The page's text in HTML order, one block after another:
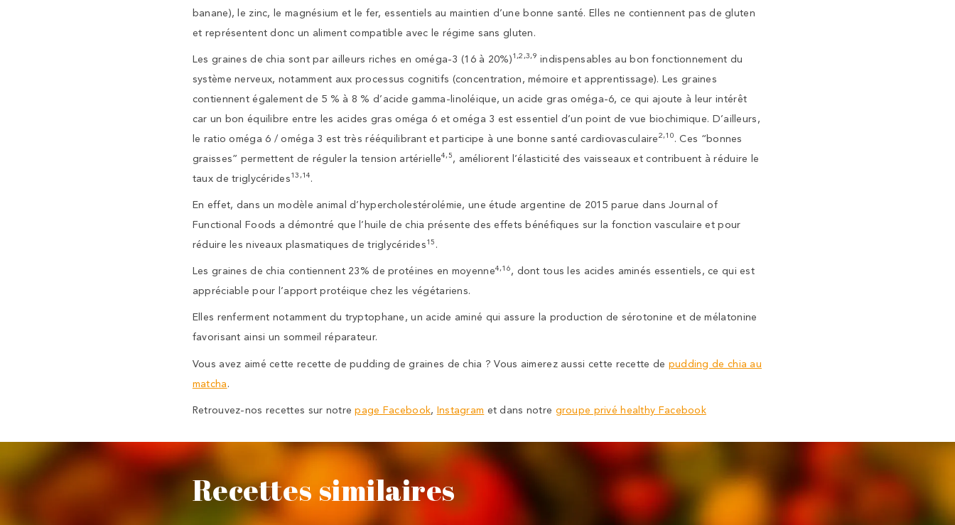
banane), le zinc, le magnésium et le fer, essentiels au maintien d’une bonne santé. Elles ne contiennent pas de gluten
et représentent donc un aliment compatible avec le régime sans gluten.
Les graines de chia sont par ailleurs riches en oméga-3 (16 à 20%)1,2,3,9 indispensables au bon fonctionnement du
système nerveux, notamment aux processus cognitifs (concentration, mémoire et apprentissage). Les graines
contiennent également de 5 % à 8 % d’acide gamma-linoléique, un acide gras oméga-6, ce qui ajoute à leur intérêt
car un bon équilibre entre les acides gras oméga 6 et oméga 3 est essentiel d’un point de vue biochimique. D’ailleurs,
le ratio oméga 6 / oméga 3 est très rééquilibrant et participe à une bonne santé cardiovasculaire2,10. Ces “bonnes
graisses” permettent de réguler la tension artérielle4,5, améliorent l’élasticité des vaisseaux et contribuent à réduire le
taux de triglycérides13,14.
En effet, dans un modèle animal d’hypercholestérolémie, une étude argentine de 2015 parue dans Journal of
Functional Foods a démontré que l’huile de chia présente des effets bénéfiques sur la fonction vasculaire et pour
réduire les niveaux plasmatiques de triglycérides15 .
Les graines de chia contiennent 23% de protéines en moyenne4,16, dont tous les acides aminés essentiels, ce qui est
appréciable pour l’apport protéique chez les végétariens.
Elles renferment notamment du tryptophane, un acide aminé qui assure la production de sérotonine et de mélatonine
favorisant ainsi un sommeil réparateur.
Vous avez aimé cette recette de pudding de graines de chia ? Vous aimerez aussi cette recette de pudding de chia au
matcha.
Retrouvez-nos recettes sur notrepage Facebook, Instagram et dans notre groupe privé healthy Facebook
Recettes similaires